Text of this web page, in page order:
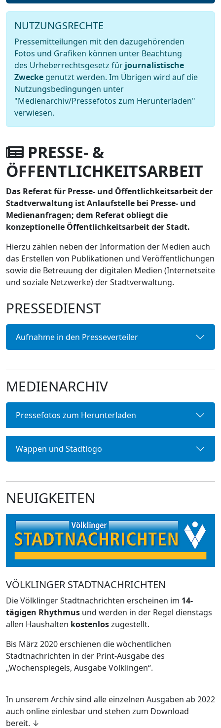
NUTZUNGSRECHTE
Pressemitteilungen mit den dazugehörenden
Fotos und Grafiken können unter Beachtung
des Urheberrechtsgesetz für journalistische
Zwecke genutzt werden. Im Übrigen wird auf die
Nutzungsbedingungen unter
"Medienarchiv/Pressefotos zum Herunterladen"
verwiesen.
PRESSE- &
ÖFFENTLICHKEITSARBEIT
Das Referat für Presse- und Öffentlichkeitsarbeit der
Stadtverwaltung ist Anlaufstelle bei Presse- und
Medienanfragen; dem Referat obliegt die
konzeptionelle Öffentlichkeitsarbeit der Stadt.
Hierzu zählen neben der Information der Medien auch
das Erstellen von Publikationen und Veröffentlichungen
sowie die Betreuung der digitalen Medien (Internetseite
und soziale Netzwerke) der Stadtverwaltung.
PRESSEDIENST
Aufnahme in den Presseverteiler
MEDIENARCHIV
Pressefotos zum Herunterladen
Wappen und Stadtlogo
NEUIGKEITEN
VÖLKLINGER STADTNACHRICHTEN
Die Völklinger Stadtnachrichten erscheinen im 14-
tägigen Rhythmus und werden in der Regel dienstags
allen Haushalten kostenloszugestellt.
Bis März 2020 erschienen die wöchentlichen
Stadtnachrichten in der Print-Ausgabe des
„Wochenspiegels, Ausgabe Völklingen“.
In unserem Archiv sind alle einzelnen Ausgaben ab 2022
auch online einlesbar und stehen zum Download
bereit. ↓